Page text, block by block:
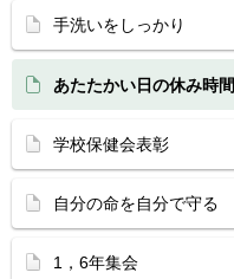
手洗いをしっかり
あたたかい日の休み時間
学校保健会表彰
自分の命を自分で守る
1，6年集会